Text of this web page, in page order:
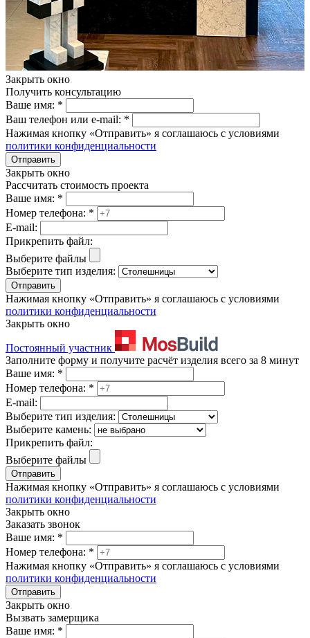
Закрыть окно
Получить консультацию
Ваше имя: *
Ваш телефон или e-mail: *
Нажимая кнопку «Отправить» я соглашаюсь с условиями
политики конфиденциальности
Отправить
Закрыть окно
Рассчитать стоимость проекта
Ваше имя: *
Номер телефона: *
E-mail:
Прикрепить файл:
Выберите файлы
Выберите тип изделия:
Отправить
Нажимая кнопку «Отправить» я соглашаюсь с условиями
политики конфиденциальности
Закрыть окно
Постоянный участник
Заполните форму и получите расчёт изделия всего за 8 минут
Ваше имя: *
Номер телефона: *
E-mail:
Выберите тип изделия:
Выберите камень:
Прикрепить файл:
Выберите файлы
Отправить
Нажимая кнопку «Отправить» я соглашаюсь с условиями
политики конфиденциальности
Закрыть окно
Заказать звонок
Ваше имя: *
Номер телефона: *
Нажимая кнопку «Отправить» я соглашаюсь с условиями
политики конфиденциальности
Отправить
Закрыть окно
Вызвать замерщика
Ваше имя: *